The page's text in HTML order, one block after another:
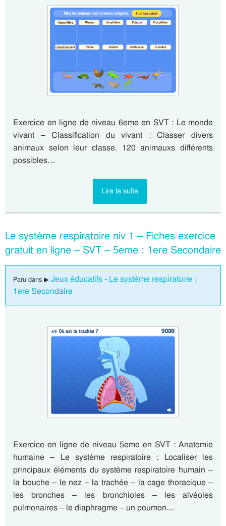
Exercice en ligne de niveau 6eme en SVT : Le monde
vivant – Classification du vivant : Classer divers
animaux selon leur classe. 120 animauxs différents
possibles…
Lire la suite
Le système respiratoire niv 1 – Fiches exercice
gratuit en ligne – SVT – 5eme : 1ere Secondaire
Paru dans ▶ Jeux éducatifs - Le système respiratoire :
1ere Secondaire
Exercice en ligne de niveau 5eme en SVT : Anatomie
humaine – Le système respiratoire : Localiser les
principaux éléments du système respiratoire humain –
la bouche – le nez – la trachée – la cage thoracique –
les bronches – les bronchioles – les alvéoles
pulmonaires – le diaphragme – un poumon…